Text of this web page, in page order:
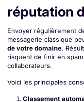
réputation
Envoyer régulièrement
messagerie classique
de votre domaine.
risquent de finir en
collaborateurs.
Voici les principales
Classement